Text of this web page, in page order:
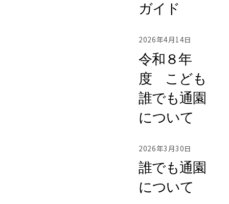
ガイド
2026年4月14日
令和８年
度 こども
誰でも通園
について
2026年3月30日
誰でも通園
について